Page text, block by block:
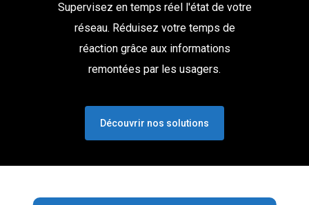
Supervisez en temps réel l'état de votre
réseau. Réduisez votre temps de
réaction grâce aux informations
remontées par les usagers.
Découvrir nos solutions